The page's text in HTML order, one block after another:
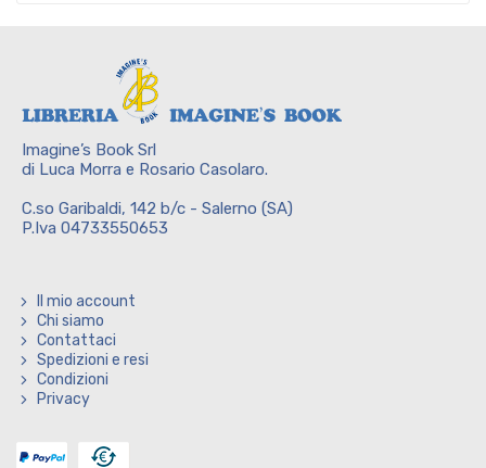
Imagine’s Book Srl
di Luca Morra e Rosario Casolaro.
C.so Garibaldi, 142 b/c - Salerno (SA)
P.Iva 04733550653
Il mio account
Chi siamo
Contattaci
Spedizioni e resi
Condizioni
Privacy